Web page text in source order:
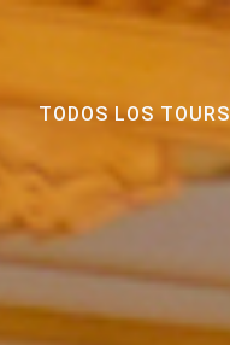
TODOS LOS TOURS